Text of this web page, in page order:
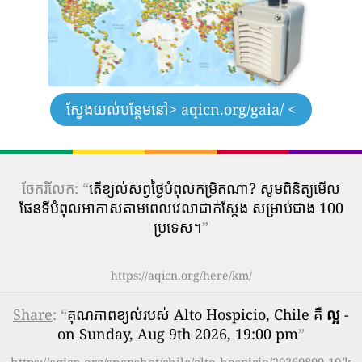
ស្វែងយល់បន្ថែមនៅ> aqicn.org/gaia/ <
ចែករំលែក: “តើ​ខ្យល់​សព្វថ្ងៃ​បំពុល​កម្រិត​ណា? សូមពិនិត្យមើល
ផែនទីបំពុលអាកាសតាមពេលវេលាជាក់ស្តែង សម្រាប់ជាង 100
ប្រទេស។”
https://aqicn.org/here/km/
Share: “គុណភាពខ្យល់របស់ Alto Hospicio, Chile គឺ ល្អ -
on Sunday, Aug 9th 2026, 19:00 pm”